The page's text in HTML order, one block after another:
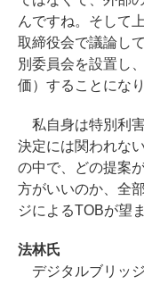
んですね。そして
取締役会で議論し
別委員会を設置し
価）することになり
私自身は特別利
決定には関われな
の中で、どの提案
方がいいのか、全
ジによるTOBが望
法林氏
デジタルブリッ